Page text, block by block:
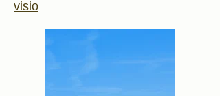
visio